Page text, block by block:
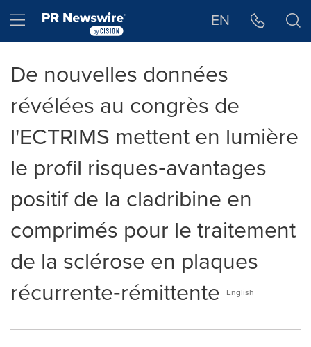
Hamburger menu EN
De nouvelles données
révélées au congrès de
l'ECTRIMS mettent en lumière
le profil risques‑avantages
positif de la cladribine en
comprimés pour le traitement
de la sclérose en plaques
récurrente‑rémittente
English